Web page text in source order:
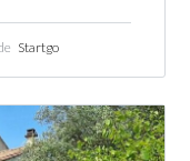
Startgo